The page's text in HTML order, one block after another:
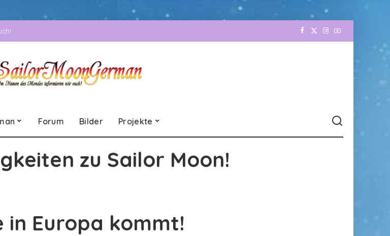
Forum Bilder Projekte
zu Sailor Moon!
in Europa kommt!